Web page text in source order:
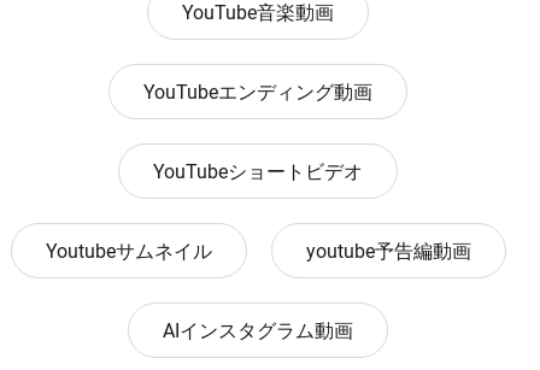
YouTube音楽動画
YouTubeエンディング動画
YouTubeショートビデオ
Youtubeサムネイル youtube予告編動画
AIインスタグラム動画